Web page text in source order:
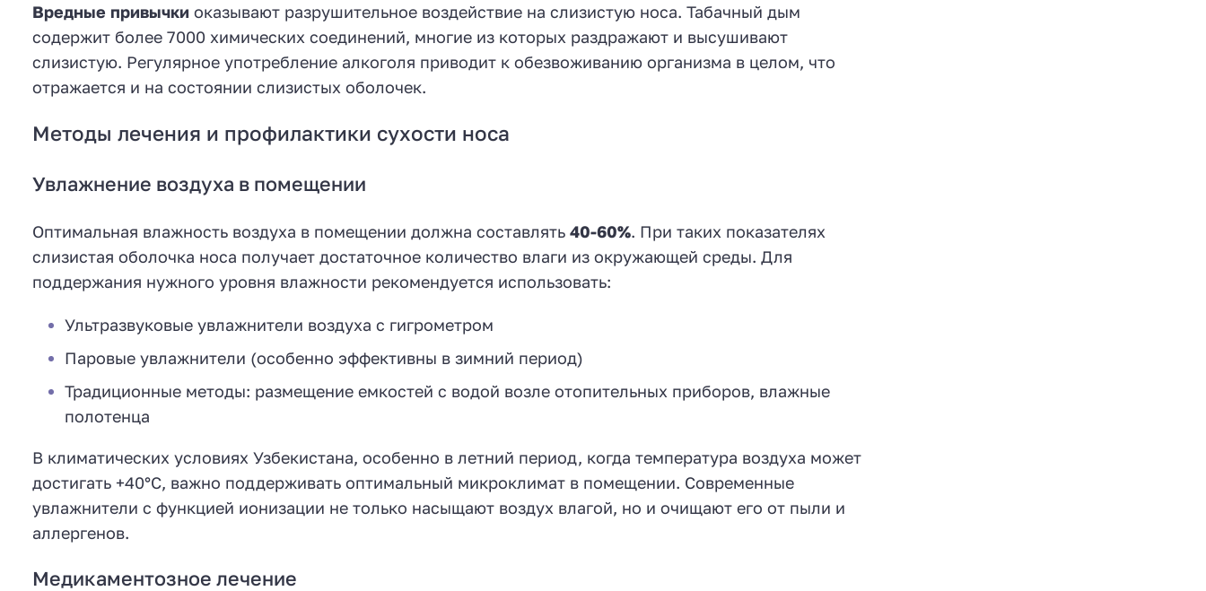
Вредные привычки оказывают разрушительное воздействие на слизистую носа. Табачный дым
содержит более 7000 химических соединений, многие из которых раздражают и высушивают
слизистую. Регулярное употребление алкоголя приводит к обезвоживанию организма в целом, что
отражается и на состоянии слизистых оболочек.
Методы лечения и профилактики сухости носа
Увлажнение воздуха в помещении
Оптимальная влажность воздуха в помещении должна составлять 40-60%. При таких показателях
слизистая оболочка носа получает достаточное количество влаги из окружающей среды. Для
поддержания нужного уровня влажности рекомендуется использовать:
Ультразвуковые увлажнители воздуха с гигрометром
Паровые увлажнители (особенно эффективны в зимний период)
Традиционные методы: размещение емкостей с водой возле отопительных приборов, влажные
полотенца
В климатических условиях Узбекистана, особенно в летний период, когда температура воздуха может
достигать +40°C, важно поддерживать оптимальный микроклимат в помещении. Современные
увлажнители с функцией ионизации не только насыщают воздух влагой, но и очищают его от пыли и
аллергенов.
Медикаментозное лечение